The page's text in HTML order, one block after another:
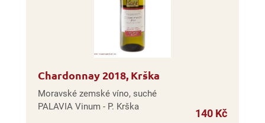
Chardonnay 2018, Krška
Moravské zemské víno, suché
PALAVIA Vinum - P. Krška
140 Kč